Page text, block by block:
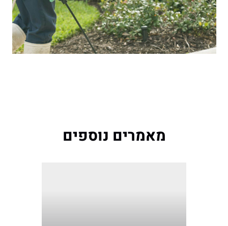
מאמרים נוספים